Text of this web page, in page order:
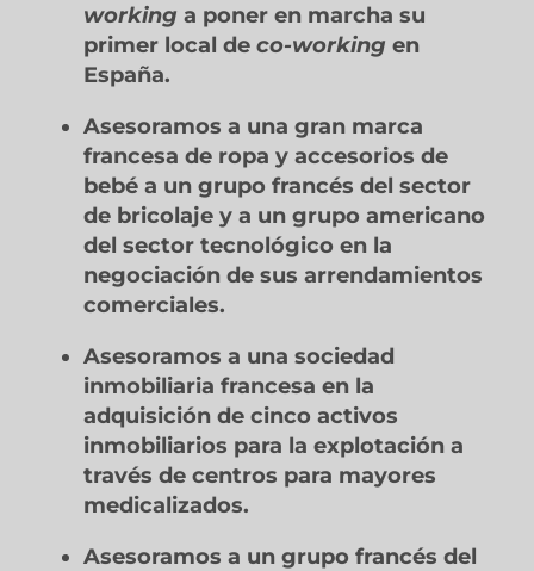
working a poner en marcha su
primer local de co-working en
España.
Asesoramos a una gran marca
francesa de ropa y accesorios de
bebé a un grupo francés del sector
de bricolaje y a un grupo americano
del sector tecnológico en la
negociación de sus arrendamientos
comerciales.
Asesoramos a una sociedad
inmobiliaria francesa en la
adquisición de cinco activos
inmobiliarios para la explotación a
través de centros para mayores
medicalizados.
Asesoramos a un grupo francés del